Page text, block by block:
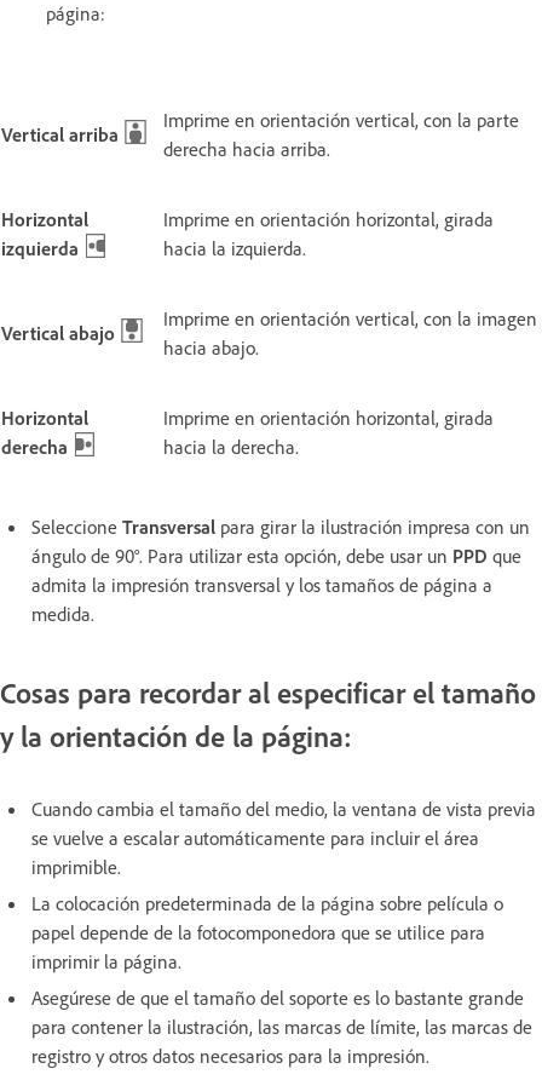
página:
Vertical arriba
Imprime en orientación vertical, con la parte
derecha hacia arriba.
Horizontal
izquierda
Imprime en orientación horizontal, girada
hacia la izquierda.
Vertical abajo
Imprime en orientación vertical, con la imagen
hacia abajo.
Horizontal
derecha
Imprime en orientación horizontal, girada
hacia la derecha.
Seleccione Transversal para girar la ilustración impresa con un
ángulo de 90°. Para utilizar esta opción, debe usar un PPD que
admita la impresión transversal y los tamaños de página a
medida.
Cosas para recordar al especificar el tamaño
y la orientación de la página:
Cuando cambia el tamaño del medio, la ventana de vista previa
se vuelve a escalar automáticamente para incluir el área
imprimible.
La colocación predeterminada de la página sobre película o
papel depende de la fotocomponedora que se utilice para
imprimir la página.
Asegúrese de que el tamaño del soporte es lo bastante grande
para contener la ilustración, las marcas de límite, las marcas de
registro y otros datos necesarios para la impresión.